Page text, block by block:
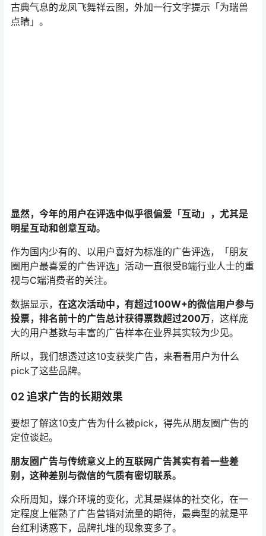
古典气息的龙凤飞舞祥云图，外加一行文字提示「为瑞兽
点睛」。
显然，今年的用户在评选中似乎很偏爱「互动」，尤其是
明星互动和创意互动。
作为国内少有的、以用户喜好为标准的广告评选，「朋友
圈用户最喜爱的广告评选」活动一直很受B端行业人士的重
视与C端消费者的关注。
数据显示， 在这次活动中，有超过100W+的微信用户参与
投票，排名前十的广告总计获得票数超过200万，这样庞
大的用户基数与丰富的广告样本在业界其实较为少见。
所以，我们想透过这10支获奖广告，来看看用户为什么
pick了这些品牌。
02 追求广告的长期效果
要想了解这10支广告为什么被pick，得先从朋友圈广告的
定位谈起。
朋友圈广告与传统意义上的互联网广告其实有着一些差
别，这种差别与微信的气质有密切联系。
众所周知，媒介环境的变化，尤其是媒体的社交化，在一
定程度上催熟了广告营销对流量的期待，最典型的就是平
台红利诱惑下，品牌扎堆的现象变多了。